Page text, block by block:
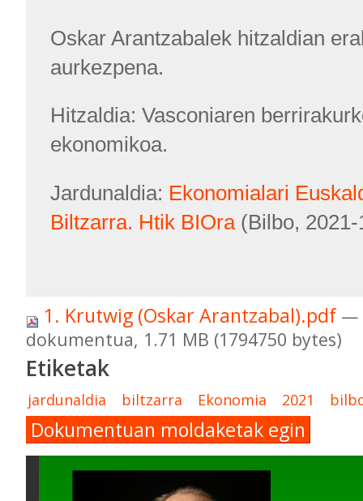
Oskar Arantzabalek hitzaldian
aurkezpena.
Hitzaldia: Vasconiaren
ekonomikoa.
Jardunaldia: Ekonomialari
Biltzarra. Htik BIOra(Bilbo, 2021-
1. Krutwig (Oskar Arantzabal).pdf —
dokumentua, 1.71 MB (1794750 bytes)
Etiketak
jardunaldia biltzarra Ekonomia 2021
Dokumentuan moldaketak egin